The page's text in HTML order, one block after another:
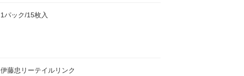
1パック/15枚入
伊藤忠リーテイルリンク